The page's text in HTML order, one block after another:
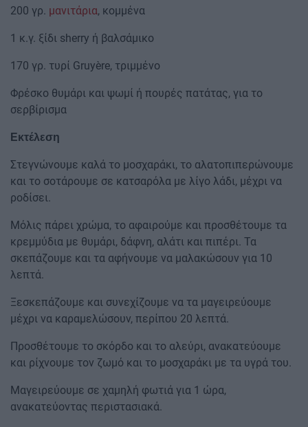
200 γρ. μανιτάρια, κομμένα
1 κ.γ. ξίδι sherry ή βαλσάμικο
170 γρ. τυρί Gruyère, τριμμένο
Φρέσκο θυμάρι και ψωμί ή πουρές πατάτας, για το
σερβίρισμα
Εκτέλεση
Στεγνώνουμε καλά το μοσχαράκι, το αλατοπιπερώνουμε
και το σοτάρουμε σε κατσαρόλα με λίγο λάδι, μέχρι να
ροδίσει.
Μόλις πάρει χρώμα, το αφαιρούμε και προσθέτουμε τα
κρεμμύδια με θυμάρι, δάφνη, αλάτι και πιπέρι. Τα
σκεπάζουμε και τα αφήνουμε να μαλακώσουν για 10
λεπτά.
Ξεσκεπάζουμε και συνεχίζουμε να τα μαγειρεύουμε
μέχρι να καραμελώσουν, περίπου 20 λεπτά.
Προσθέτουμε το σκόρδο και το αλεύρι, ανακατεύουμε
και ρίχνουμε τον ζωμό και το μοσχαράκι με τα υγρά του.
Μαγειρεύουμε σε χαμηλή φωτιά για 1 ώρα,
ανακατεύοντας περιστασιακά.